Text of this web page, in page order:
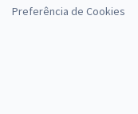
Preferência de Cookies